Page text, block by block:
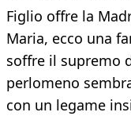
Figlio offre la
Maria, ecco una
soffre il supremo
perlomeno
con un legame